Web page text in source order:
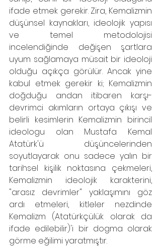
ifade etmek gerekir. Zira, Kemalizmin
düşünsel kaynakları, ideolojik yapısı
ve temel metodolojisi
incelendiğinde değişen şartlara
uyum sağlamaya müsait bir ideoloji
olduğu açıkça görülür. Ancak yine
kabul etmek gerekir ki; Kemalizmin
doğduğu andan itibaren karşı-
devrimci akımların ortaya çıkışı ve
belirli kesimlerin Kemalizmin birincil
ideologu olan Mustafa Kemal
Atatürk'ü düşüncelerinden
soyutlayarak onu sadece yalın bir
tarihsel kişilik noktasına çekmeleri,
Kemalizmin ideolojik karakterini,
"arasız devrimler" yaklaşımını göz
ardı etmeleri, kitleler nezdinde
Kemalizm (Atatürkçülük olarak da
ifade edilebilir)'i bir dogma olarak
görme eğilimi yaratmıştır.